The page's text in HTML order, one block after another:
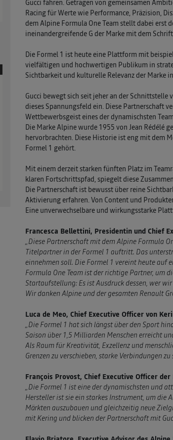
Gucci fahren. Getragen von gemeinsamen
Racing für Werte wie Performance, Präzision,
dem Alpine Formula One Team stellt dabei erst
ineinandergreifende G der Marke mit dem
Die Formel 1 ist heute eine Plattform mit
vielfältigen und hochwertigen Publikum in
Sichtbarkeit und kulturelle Relevanz der Marke
Gucci bewegt sich seit jeher an der
dieses Spannungsfeld ein. Diese Partnerschaft
Wettbewerbsgeist eines der dynamischsten
Die Marke Alpine wurde 1955 von Jean Rédélé
hervorbrachten. Diese Historie ist eng mit dem
Formel 1 gehört.
Mit einem derzeit starken fünften Platz im
klaren Fortschrittspfad, spiegelt diese
Die Partnerschaft ist bewusst über reine
Aktivierung erfahren. Von Content und
Eine unverwechselbare und wirkungsstarke
Francesca Bellettini, Presidentin und Chief
„Diese Partnerschaft mit dem Alpine Formula
Titelpartner in der Formel 1 auftritt. Das
einnehmen soll. Die Formel 1 vereint heute auf
Formula One Team ist der richtige Partner, um
Startaufstellung: Es ist Ausdruck dessen, wer
Wir danken Alpine und der gesamten Renault
Luca de Meo, Chief Executive Officer von
„Die Formel 1 hat sich längst über den Sport
Saison über 1,5 Milliarden Menschen erreicht
Als Raum für Kreativität, Exzellenz und
Grenzen zu verschieben, starke Verbindungen
François Provost, Chief Executive Officer der
„Die Formel 1 ist eine der dynamischsten und
Hersteller ist sie ein starkes Instrument, um
Märkten auszubauen und gleichzeitig neue
mit Kering und blicken der Partnerschaft mit